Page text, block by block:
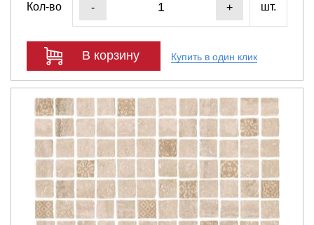
Кол-во - + шт.
В корзину Купить в один клик